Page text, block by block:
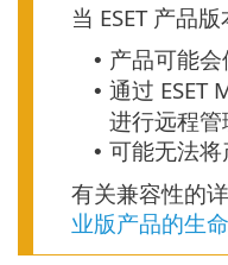
当 ESET 产品
• 产品可能会
• 通过 ESET
进行远程管
• 可能无法将
有关兼容性的
业版产品的生